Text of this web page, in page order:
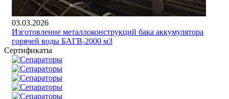
03.03.2026
Изготовление металлоконструкций бака аккумулятора
горячей воды БАГВ-2000 м3
Сертификаты